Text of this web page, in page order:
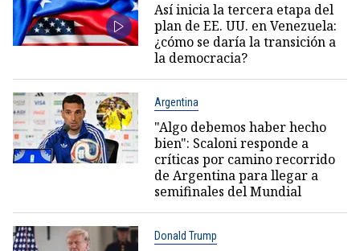
Así inicia la tercera etapa del
plan de EE. UU. en Venezuela:
¿cómo se daría la transición a
la democracia?
Argentina
"Algo debemos haber hecho
bien": Scaloni responde a
críticas por camino recorrido
de Argentina para llegar a
semifinales del Mundial
Donald Trump